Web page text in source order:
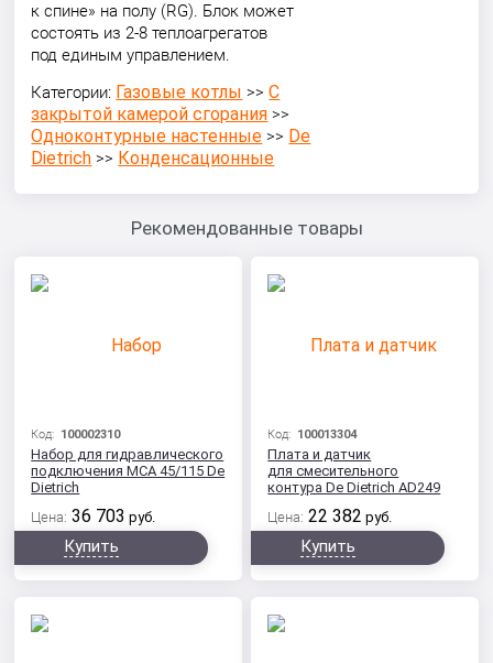
к спине» на полу (RG). Блок может
состоять из 2-8 теплоагрегатов
под единым управлением.
Категории: Газовые котлы >>С
закрытой камерой сгорания >>
Одноконтурные настенные >> De
Dietrich >> Конденсационные
Рекомендованные товары
Код: 100002310
Набор для гидравлического
подключения МСA 45/115 De
Dietrich
Цена: 36 703 руб.
Купить
Код: 100013304
Плата и датчик
для смесительного
контура De Dietrich AD249
Цена: 22 382 руб.
Купить